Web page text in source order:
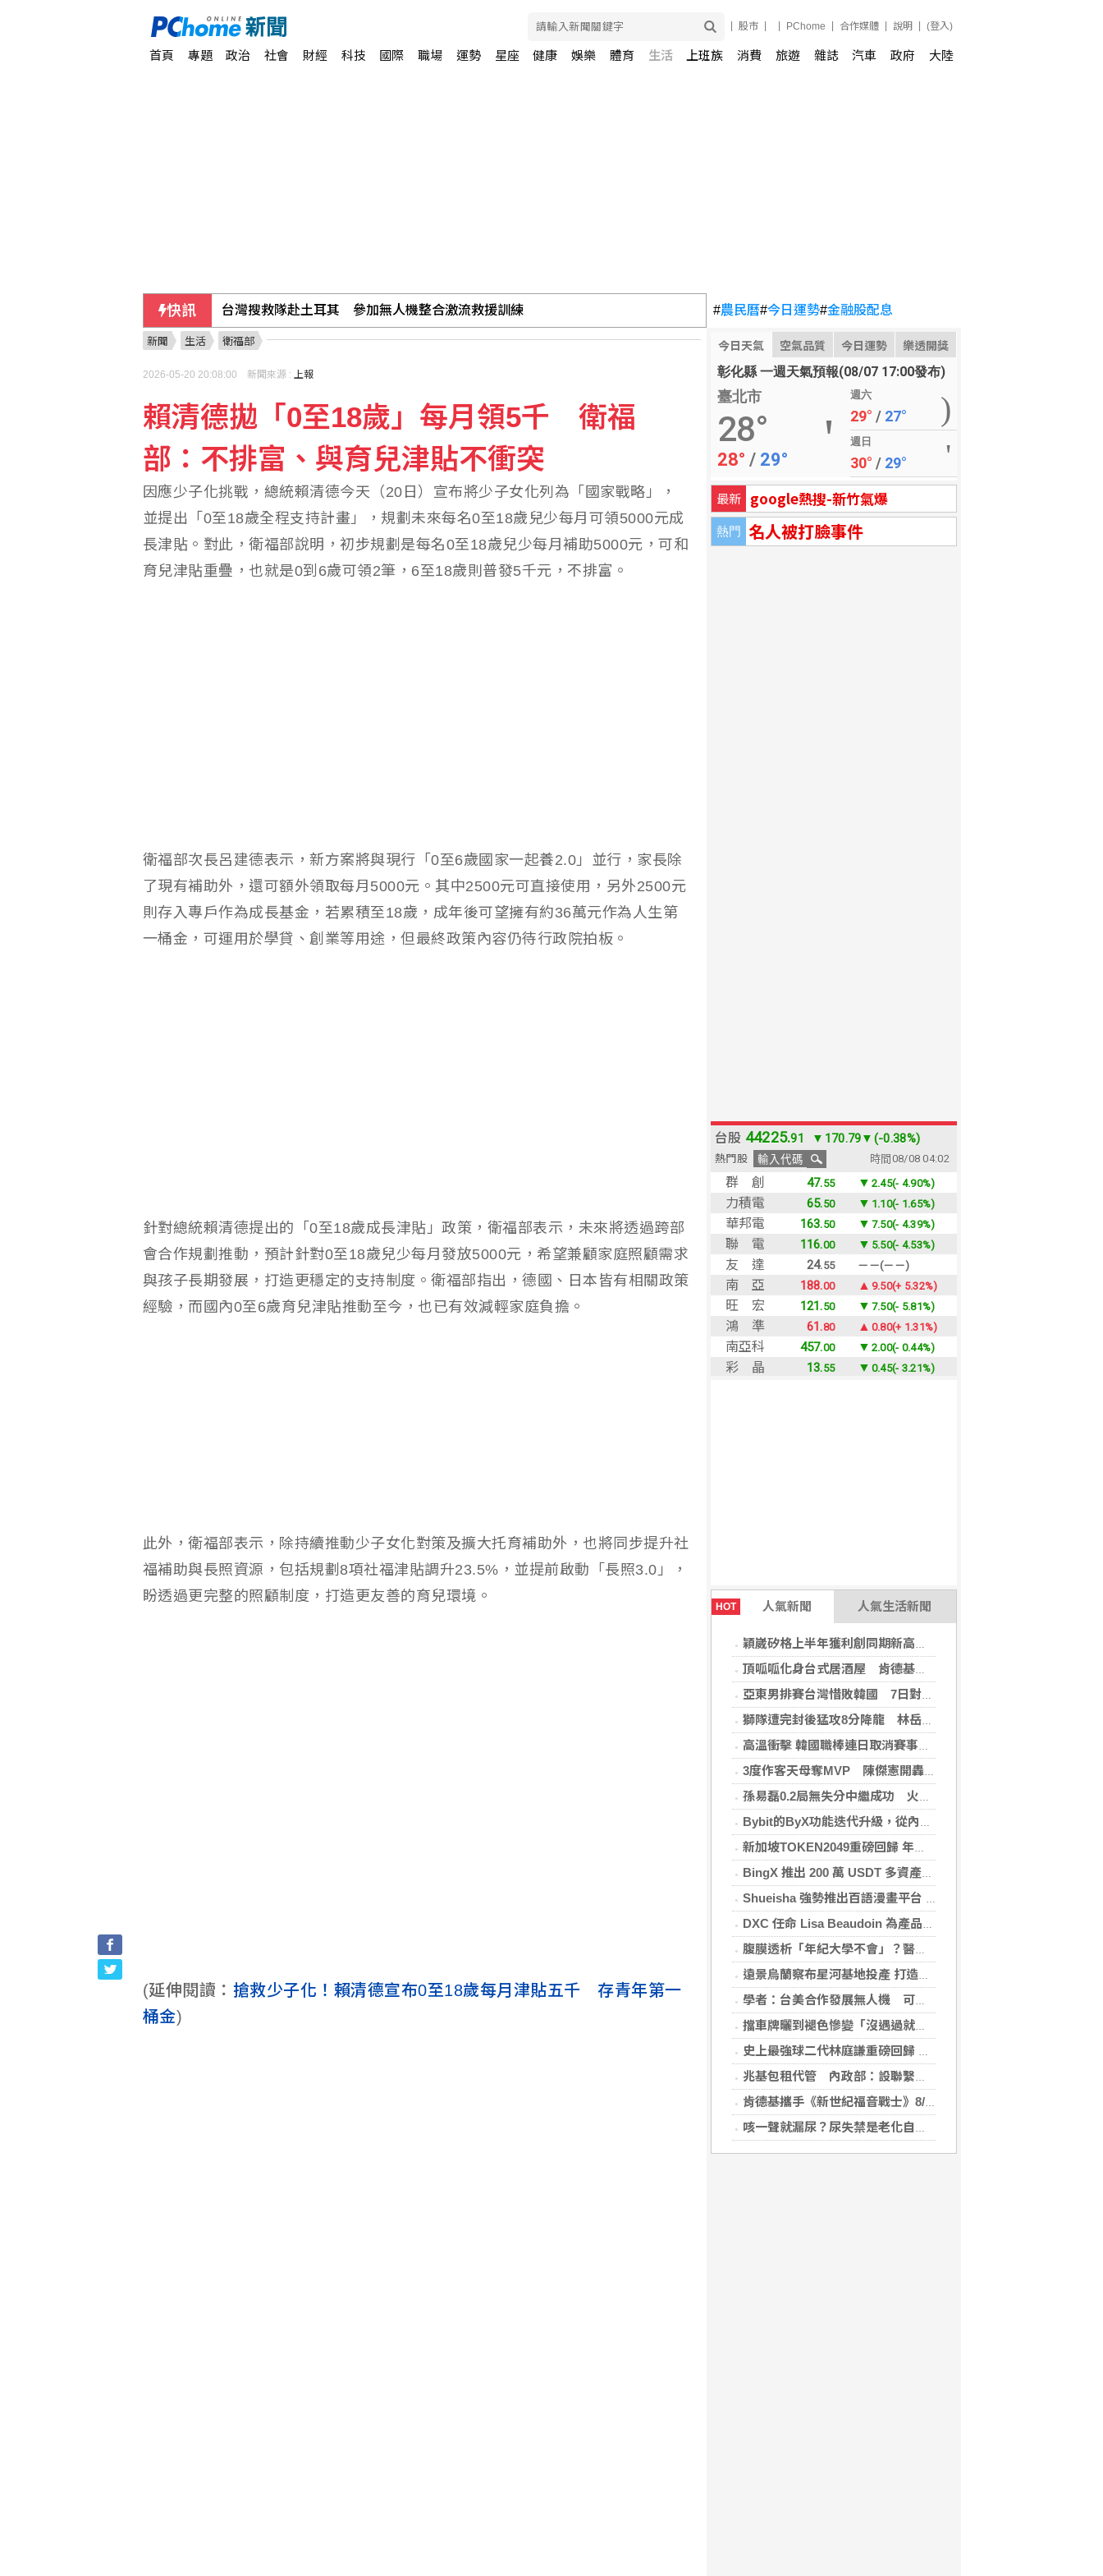
股市 PChome 合作媒體 說明 (登入)
首頁 專題 政治 社會 財經 科技 國際 職場 運勢 星座 健康 娛樂 體育 生活 上班族 消費 旅遊 雜誌 汽車 政府 大陸
快訊 台灣搜救隊赴土耳其 參加無人機整合激流救援訓練 #農民曆#今日運勢#金融股配息
今日天氣 空氣品質 今日運勢 樂透開獎
彰化縣 一週天氣預報(08/07 17:00發布)
臺北市
28°
28° / 29°
週六
29° / 27°
週日
30° / 29°
最新 google熱搜-新竹氣爆
熱門 名人被打臉事件
HOT 人氣新聞 人氣生活新聞
穎崴矽格上半年獲利創同期新高 AI先進製程需求帶動
頂呱呱化身台式居酒屋 肯德基聯名EVA攻漫迷
亞東男排賽台灣惜敗韓國 7日對戰日本拚4強
獅隊遭完封後猛攻8分降龍 林岳平：總是要發揮
高溫衝擊 韓國職棒連日取消賽事、11日起晚間7時開打
3度作客天母奪MVP 陳傑憲開轟擊退雙殺心魔
孫易磊0.2局無失分中繼成功 火腿擊敗軟銀
Bybit的ByX功能迭代升級，從內容平台全面進化為社交交易樞紐，新增多項特色功能
新加坡TOKEN2049重磅回歸 年度行業頂級盛會再度啟幕
BingX 推出 200 萬 USDT 多資產交易活動，聚焦當前最受關注的市場趨勢
Shueisha 強勢推出百語漫畫平台 MANGA MILLION 大舉進軍全球市場
DXC 任命 Lisa Beaudoin 為產品總監，以加速產品導向型增長
腹膜透析「年紀大學不會」？醫：年齡並非限制 評估還要看3面向
遠景烏蘭察布星河基地投產 打造吉瓦級AI基礎設施新模式
學者：台美合作發展無人機 可降對中依賴強化嚇阻
擋車牌曬到褪色慘變「沒遇過就好了」！崔始源親朝聖崩潰喊：記得常換照片
史上最強球二代林庭謙重磅回歸 林庭謙可否取代雙林成為戰神吸鈔機?
兆基包租代管 內政部：設聯繫諮詢窗口統一受理
肯德基攜手《新世紀福音戰士》8/11霸脆覺醒 首度跨界台灣速食品牌！
咳一聲就漏尿？尿失禁是老化自然現象？醫揭：不同尿失禁的治療方式
新聞 生活 衛福部
2026-05-20 20:08:00 新聞來源 : 上報
賴清德拋「0至18歲」每月領5千 衛福
部：不排富、與育兒津貼不衝突
因應少子化挑戰，總統賴清德今天（20日）宣布將少子女化列為「國家戰略」，
並提出「0至18歲全程支持計畫」，規劃未來每名0至18歲兒少每月可領5000元成
長津貼。對此，衛福部說明，初步規劃是每名0至18歲兒少每月補助5000元，可和
育兒津貼重疊，也就是0到6歲可領2筆，6至18歲則普發5千元，不排富。
衛福部次長呂建德表示，新方案將與現行「0至6歲國家一起養2.0」並行，家長除
了現有補助外，還可額外領取每月5000元。其中2500元可直接使用，另外2500元
則存入專戶作為成長基金，若累積至18歲，成年後可望擁有約36萬元作為人生第
一桶金，可運用於學貸、創業等用途，但最終政策內容仍待行政院拍板。
針對總統賴清德提出的「0至18歲成長津貼」政策，衛福部表示，未來將透過跨部
會合作規劃推動，預計針對0至18歲兒少每月發放5000元，希望兼顧家庭照顧需求
與孩子長期發展，打造更穩定的支持制度。衛福部指出，德國、日本皆有相關政策
經驗，而國內0至6歲育兒津貼推動至今，也已有效減輕家庭負擔。
此外，衛福部表示，除持續推動少子女化對策及擴大托育補助外，也將同步提升社
福補助與長照資源，包括規劃8項社福津貼調升23.5%，並提前啟動「長照3.0」，
盼透過更完整的照顧制度，打造更友善的育兒環境。
(延伸閱讀： 搶救少子化！賴清德宣布0至18歲每月津貼五千 存青年第一
桶金)